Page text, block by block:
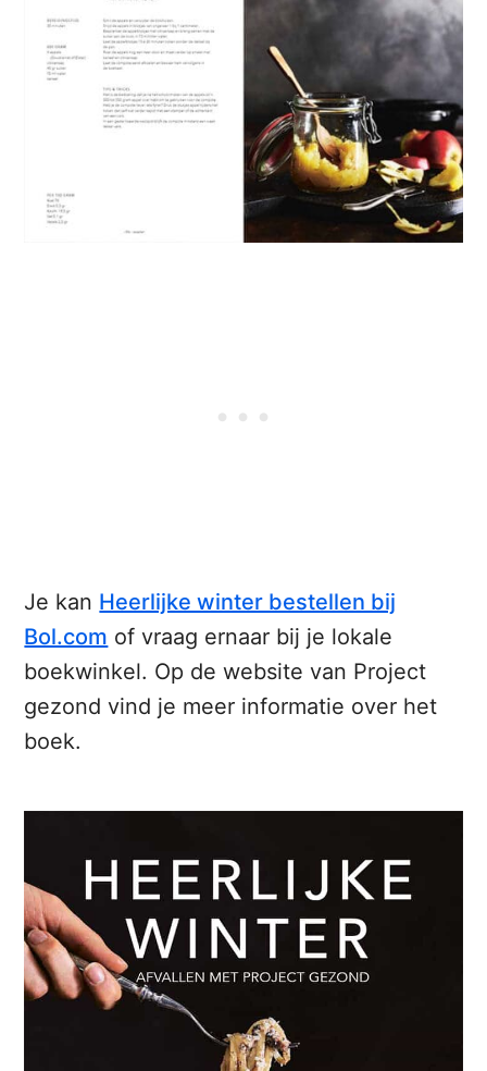
Je kan Heerlijke winter bestellen bij
Bol.com of vraag ernaar bij je lokale
boekwinkel. Op de website van Project
gezond vind je meer informatie over het
boek.